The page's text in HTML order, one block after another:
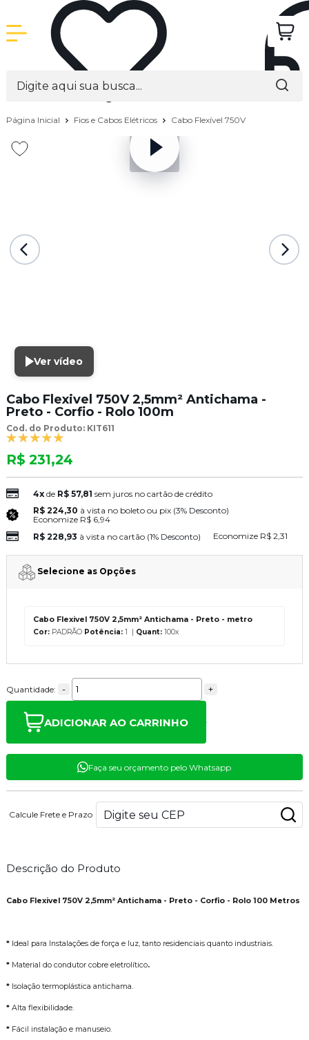
Página Inicial Fios e Cabos Elétricos Cabo Flexível 750V
Ver vídeo
Cabo Flexivel 750V 2,5mm² Antichama -
Preto - Corfio - Rolo 100m
Cod. do Produto: KIT611
R$ 231,24
4xde R$ 57,81 sem juros no cartão de crédito
R$ 224,30 à vista no boleto ou pix (3% Desconto)
Economize R$ 6,94
R$ 228,93 à vista no cartão (1% Desconto) Economize R$ 2,31
Selecione as Opções
Cabo Flexivel 750V 2,5mm² Antichama - Preto - metro
Cor:PADRÃO Potência:1 | Quant:100x
Quantidade: - +
ADICIONAR AO CARRINHO
Faça seu orçamento pelo Whatsapp
Calcule Frete e Prazo
Descrição do Produto
Cabo Flexivel 750V 2,5mm² Antichama - Preto - Corfio - Rolo 100 Metros
* Ideal para Instalações de força e luz, tanto residenciais quanto industriais.
* Material do condutor cobre eletrolítico.
* Isolação termoplástica antichama.
* Alta flexibilidade.
* Fácil instalação e manuseio.